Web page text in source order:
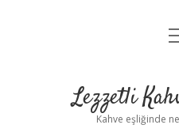
Yasal
Lezzetli
Kahve eşliğinde